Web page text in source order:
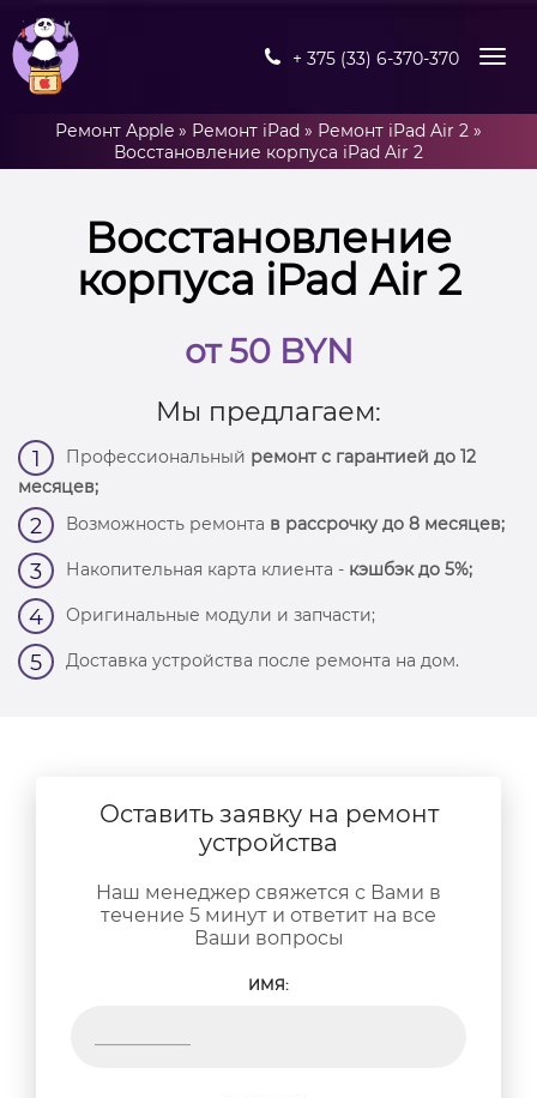
+ 375 (33) 6-370-370
Ремонт Apple » Ремонт iPad » Ремонт iPad Air 2 »
Восстановление корпуса iPad Air 2
Восстановление
корпуса iPad Air 2
от 50 BYN
Мы предлагаем:
1 Профессиональный ремонт с гарантией до 12
месяцев;
2 Возможность ремонта в рассрочку до 8 месяцев;
3 Накопительная карта клиента - кэшбэк до 5%;
4 Оригинальные модули и запчасти;
5 Доставка устройства после ремонта на дом.
Оставить заявку на ремонт
устройства
Наш менеджер свяжется с Вами в
течение 5 минут и ответит на все
Ваши вопросы
ИМЯ: